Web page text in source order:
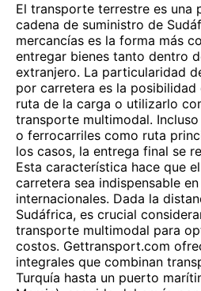
El transporte terrestre es una
cadena de suministro de
mercancías es la forma más
entregar bienes tanto dentro
extranjero. La particularidad
por carretera es la
ruta de la carga o utilizarlo
transporte multimodal.
o ferrocarriles como ruta
los casos, la entrega final se
Esta característica hace que
carretera sea indispensable
internacionales. Dada la
Sudáfrica, es crucial
transporte multimodal para
costos. Gettransport.com
integrales que combinan
Turquía hasta un puerto